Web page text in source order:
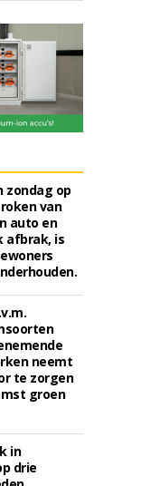
zondag op
van
auto en
afbrak, is
neemt
te zorgen
groen
in
drie